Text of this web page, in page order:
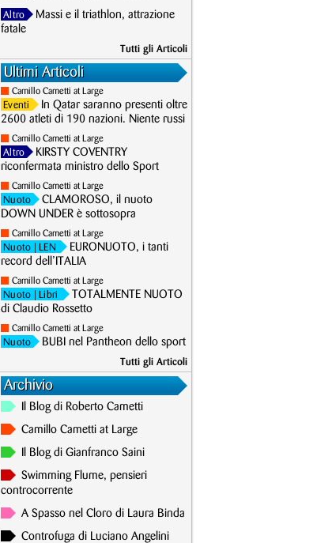
Altro
Massi e il triathlon, attrazione
fatale
Tutti gli Articoli
Ultimi Articoli
Camillo Cametti at Large
Eventi
In Qatar saranno presenti oltre
2600 atleti di 190 nazioni. Niente russi
Camillo Cametti at Large
Altro
KIRSTY COVENTRY
riconfermata ministro dello Sport
Camillo Cametti at Large
Nuoto
CLAMOROSO, il nuoto
DOWN UNDER è sottosopra
Camillo Cametti at Large
Nuoto | LEN
EURONUOTO, i tanti
record dell’ITALIA
Camillo Cametti at Large
Nuoto | Libri
TOTALMENTE NUOTO
di Claudio Rossetto
Camillo Cametti at Large
Nuoto BUBI nel Pantheon dello sport
Tutti gli Articoli
Archivio
Il Blog di Roberto Cametti
Camillo Cametti at Large
Il Blog di Gianfranco Saini
Swimming Flume, pensieri
controcorrente
A Spasso nel Cloro di Laura Binda
Controfuga di Luciano Angelini